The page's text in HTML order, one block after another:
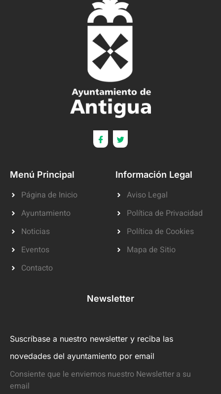
Menú Principal
Página de Inicio
Ayuntamiento
Noticias
Eventos
Contacto
Información Legal
Aviso Legal
Política de Privacidad
Política de Cookies
Mapa de Sitio
Newsletter
Suscríbase a nuestro newsletter y reciba las
novedades del ayuntamiento por email
Consiente que le enviemos nuestro Newsletter a su
email